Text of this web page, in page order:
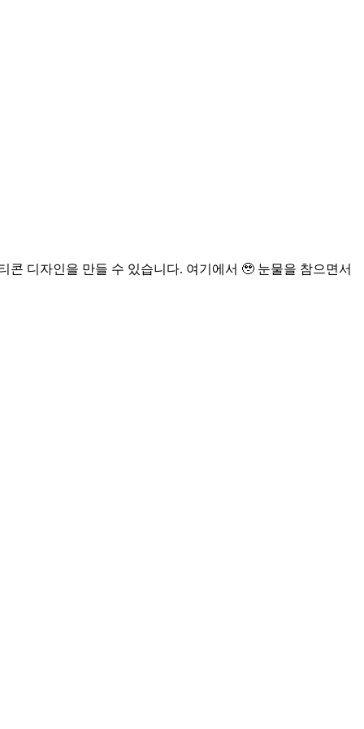
디자인을 만들 수 있습니다. 여기에서 🥹 눈물을 참으면서